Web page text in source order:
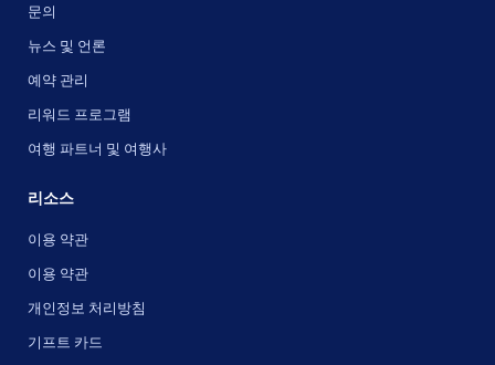
문의
뉴스 및 언론
예약 관리
리워드 프로그램
여행 파트너 및 여행사
리소스
이용 약관
이용 약관
개인정보 처리방침
기프트 카드